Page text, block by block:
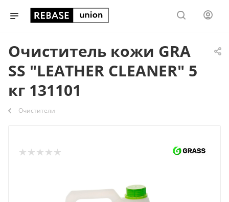
Очиститель кожи GRA
SS "LEATHER CLEANER" 5
кг 131101
Очистители